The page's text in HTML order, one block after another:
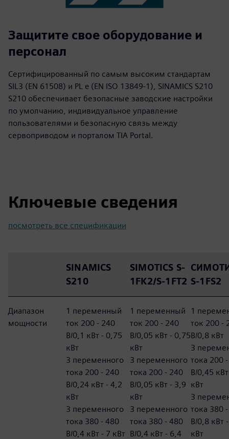
Защитите свое оборудование и
персонал
Сертифицированный по самым высоким стандартам
SIL3 (EN 61508) и PL e (EN ISO 13849-1), SINAMICS S210
S210 обеспечивает безопасные заводские настройки
по умолчанию, индивидуальное управление
пользователями и безопасную связь между
сервоприводом и порталом TIA Portal.
Ключевые сведения
посмотреть все спецификации
SINAMICS
S210
SIMOTICS S-
1FK2/S-1FT2 S-1FS2
Диапазон
мощности
1 переменный
ток 200 - 240
В/0,1 кВт - 0,75
кВт
3 переменного
тока 200 - 240
В/0,24 кВт - 4,2
кВт
3 переменного
тока 380 - 480
В/0,4 кВт - 7 кВт
1 переменный
ток 200 - 240
В/0,05 кВт - 0,75
кВт
3 переменного
тока 200 - 240
В/0,05 кВт - 3,9
кВт
3 переменного
тока 380 - 480
В/0,4 кВт - 6,4
1
ток 200 -
В/0,8 кВт
3
тока 200
В/0,45
кВт
3
тока 380
В/0,8 кВт
кВт